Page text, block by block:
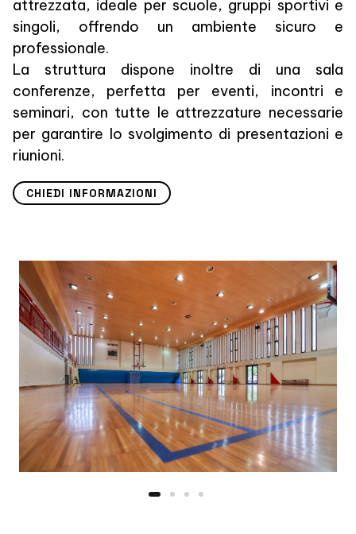
attrezzata, ideale per scuole, gruppi sportivi e
singoli, offrendo un ambiente sicuro e
professionale.
La struttura dispone inoltre di una sala
conferenze, perfetta per eventi, incontri e
seminari, con tutte le attrezzature necessarie
per garantire lo svolgimento di presentazioni e
riunioni.
CHIEDI INFORMAZIONI